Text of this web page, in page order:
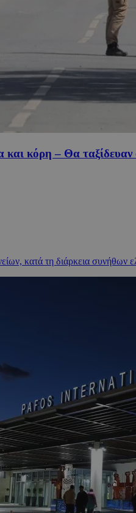
κόρη – Θα
κατά τη διάρκεια